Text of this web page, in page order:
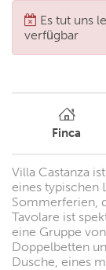
Es tut uns
verfügbar
Finca
Villa Castanza
eines typischen
Sommerferien,
Tavolare ist
eine Gruppe
Doppelbetten
Dusche, eines